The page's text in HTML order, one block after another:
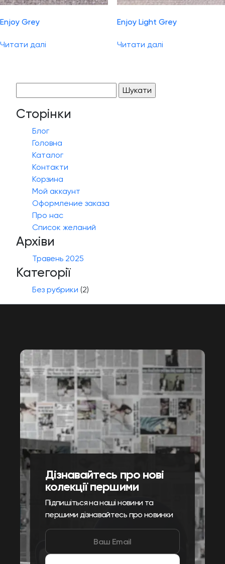
Enjoy Grey
Читати далі
Enjoy Light Grey
Читати далі
Сторінки
Блог
Головна
Каталог
Контакти
Корзина
Мой аккаунт
Оформление заказа
Про нас
Список желаний
Архіви
Травень 2025
Категорії
Без рубрики (2)
Дізнавайтесь про нові
колекції першими
Підпишіться на наші новини та
першими дізнавайтесь про новинки